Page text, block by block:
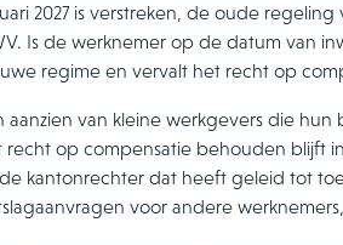
2027 is verstreken, de oude
Is de werknemer op de datum van
regime en vervalt het recht op
aanzien van kleine werkgevers die
recht op compensatie behouden blijft
kantonrechter dat heeft geleid tot
voor andere